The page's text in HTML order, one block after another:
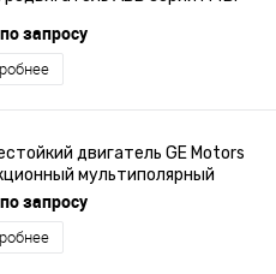
запросу
двигатель GE Motors
мультиполярный
NXDзапросу